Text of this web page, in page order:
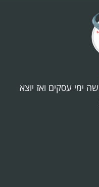
ימי עסקים ואז יוצא